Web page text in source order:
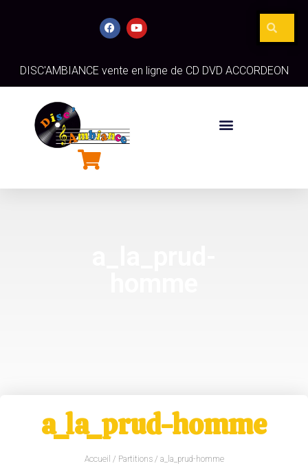
DISC'AMBIANCE vente en ligne de CD DVD ACCORDEON
a_la_prud-homme
Accueil / Partitions/ a_la_prud-homme